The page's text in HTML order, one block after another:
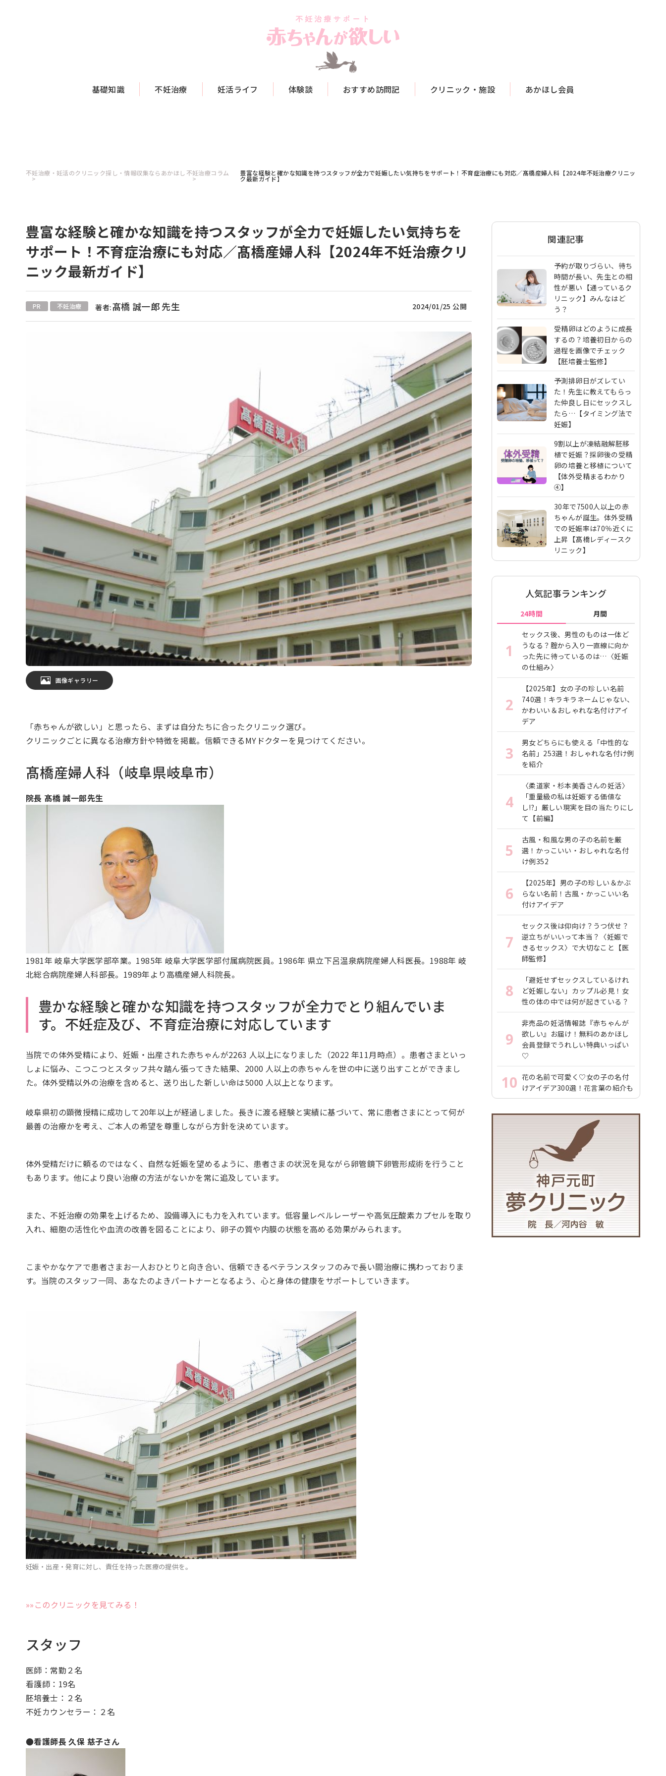
基礎知識 不妊治療 妊活ライフ 体験談 おすすめ訪問記 クリニック・施設 あかほし会員
不妊治療・妊活のクリニック探し・情報収集ならあかほし 不妊治療コラム 豊富な経験と確かな知識を持つスタッフが全力で妊娠したい気持ちをサポート！不育症治療にも対応／髙橋産婦人科【2024年不妊治療クリニッ
ク最新ガイド】
豊富な経験と確かな知識を持つスタッフが全力で妊娠したい気持ちを
サポート！不育症治療にも対応／髙橋産婦人科【2024年不妊治療クリ
ニック最新ガイド】
PR 不妊治療 著者:髙橋 誠一郎 先生 2024/01/25 公開
画像ギャラリー
「赤ちゃんが欲しい」と思ったら、まずは自分たちに合ったクリニック選び。
クリニックごとに異なる治療方針や特徴を掲載。信頼できるMYドクターを見つけてください。
髙橋産婦人科 （岐阜県岐阜市）
院長 髙橋 誠一郎先生
1981年 岐阜大学医学部卒業。1985年 岐阜大学医学部付属病院医員。1986年 県立下呂温泉病院産婦人科医長。1988年 岐
北総合病院産婦人科部長。1989年より高橋産婦人科院長。
豊かな経験と確かな知識を持つスタッフが全力でとり組んでいま
す。不妊症及び、不育症治療に対応しています
当院での体外受精により、妊娠・出産された赤ちゃんが2263 人以上になりました（2022 年11月時点）。患者さまといっ
しょに悩み、こつこつとスタッフ共々踏ん張ってきた結果、2000 人以上の赤ちゃんを世の中に送り出すことができまし
た。体外受精以外の治療を含めると、送り出した新しい命は5000 人以上となります。
岐阜県初の顕微授精に成功して20年以上が経過しました。長きに渡る経験と実績に基づいて、常に患者さまにとって何が
最善の治療かを考え、ご本人の希望を尊重しながら方針を決めています。
体外受精だけに頼るのではなく、自然な妊娠を望めるように、患者さまの状況を見ながら卵管鏡下卵管形成術を行うこと
もあります。他により良い治療の方法がないかを常に追及しています。
また、不妊治療の効果を上げるため、設備導入にも力を入れています。低容量レベルレーザーや高気圧酸素カプセルを取り
入れ、細胞の活性化や血流の改善を図ることにより、卵子の質や内膜の状態を高める効果がみられます。
こまやかなケアで患者さまお一人おひとりと向き合い、信頼できるベテランスタッフのみで長い間治療に携わっておりま
す。当院のスタッフ一同、あなたのよきパートナーとなるよう、心と身体の健康をサポートしていきます。
妊娠・出産・発育に対し、責任を持った医療の提供を。
»»このクリニックを見てみる！
スタッフ
医師：常勤２名
看護師：19名
胚培養士：２名
不妊カウンセラー：２名
●看護師長 久保 慈子さん
関連記事
予約が取りづらい、待ち
時間が長い、先生との相
性が悪い【通っているク
リニック】みんなはど
う？
受精卵はどのように成長
するの？培養初日からの
過程を画像でチェック
【胚培養士監修】
予測排卵日がズレてい
た！先生に教えてもらっ
た仲良し日にセックスし
たら…【タイミング法で
妊娠】
9割以上が凍結融解胚移
植で妊娠？採卵後の受精
卵の培養と移植について
【体外受精まるわかり
④】
30年で7500人以上の赤
ちゃんが誕生。体外受精
での妊娠率は70％近くに
上昇【髙橋レディースク
リニック】
人気記事ランキング
24時間 月間
1
セックス後、男性のものは一体ど
うなる？腟から入り一直線に向か
った先に待っているのは…〈妊娠
の仕組み〉
2
【2025年】女の子の珍しい名前
740選！キラキラネームじゃない、
かわいい＆おしゃれな名付けアイ
デア
3
男女どちらにも使える「中性的な
名前」253選！おしゃれな名付け例
を紹介
4
〈柔道家・杉本美香さんの妊活〉
「重量級の私は妊娠する価値な
し!?」厳しい現実を目の当たりにし
て【前編】
5
古風・和風な男の子の名前を厳
選！かっこいい・おしゃれな名付
け例352
6
【2025年】男の子の珍しい＆かぶ
らない名前！古風・かっこいい名
付けアイデア
7
セックス後は仰向け？うつ伏せ？
逆立ちがいいって本当？〈妊娠で
きるセックス〉で大切なこと【医
師監修】
8
「避妊せずセックスしているけれ
ど妊娠しない」カップル必見！女
性の体の中では何が起きている？
9
非売品の妊活情報誌『赤ちゃんが
欲しい』お届け！無料のあかほし
会員登録でうれしい特典いっぱい
♡
10 花の名前で可愛く♡女の子の名付
けアイデア300選！花言葉の紹介も